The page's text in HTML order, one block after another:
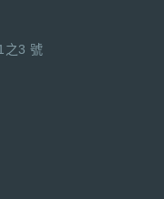
之3 號